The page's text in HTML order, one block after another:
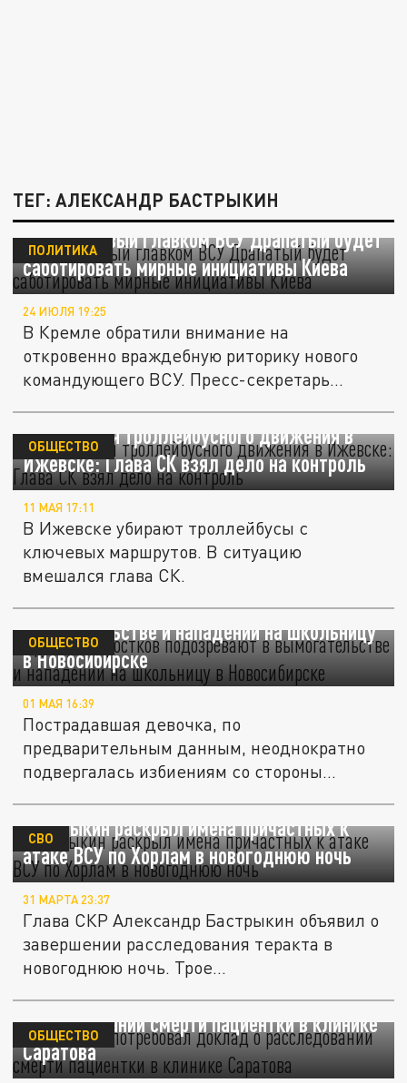
ТЕГ: АЛЕКСАНДР БАСТРЫКИН
Песков: новый главком ВСУ Драпатый будет
саботировать мирные инициативы Киева
ПОЛИТИКА
24 ИЮЛЯ 19:25
В Кремле обратили внимание на
откровенно враждебную риторику нового
командующего ВСУ. Пресс-секретарь...
Ликвидация троллейбусного движения в
Ижевске: Глава СК взял дело на контроль
ОБЩЕСТВО
11 МАЯ 17:11
В Ижевске убирают троллейбусы с
ключевых маршрутов. В ситуацию
вмешался глава СК.
Группу подростков подозревают в
вымогательстве и нападении на школьницу
в Новосибирске
ОБЩЕСТВО
01 МАЯ 16:39
Пострадавшая девочка, по
предварительным данным, неоднократно
подвергалась избиениям со стороны
Бастрыкин раскрыл имена причастных к
атаке ВСУ по Хорлам в новогоднюю ночь
СВО
31 МАРТА 23:37
Глава СКР Александр Бастрыкин объявил о
завершении расследования теракта в
новогоднюю ночь. Трое...
Бастрыкин потребовал доклад о
расследовании смерти пациентки в клинике
Саратова
ОБЩЕСТВО